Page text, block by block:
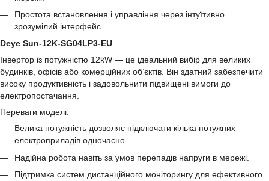
Простота встановлення і управління через інтуїтивно
зрозумілий інтерфейс.
Deye Sun-12K-SG04LP3-EU
Інвертор із потужністю 12kW — це ідеальний вибір для великих
будинків, офісів або комерційних об’єктів. Він здатний забезпечити
високу продуктивність і задовольнити підвищені вимоги до
електропостачання.
Переваги моделі:
Велика потужність дозволяє підключати кілька потужних
електроприладів одночасно.
Надійна робота навіть за умов перепадів напруги в мережі.
Підтримка систем дистанційного моніторингу для ефективного